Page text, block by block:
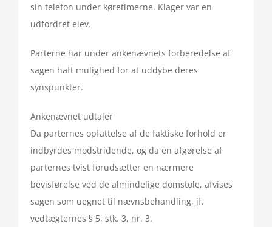
sin telefon under køretimerne. Klager var en
udfordret elev.
Parterne har under ankenævnets forberedelse af
sagen haft mulighed for at uddybe deres
synspunkter.
Ankenævnet udtaler
Da parternes opfattelse af de faktiske forhold er
indbyrdes modstridende, og da en afgørelse af
parternes tvist forudsætter en nærmere
bevisførelse ved de almindelige domstole, afvises
sagen som uegnet til nævnsbehandling, jf.
vedtægternes § 5, stk. 3, nr. 3.